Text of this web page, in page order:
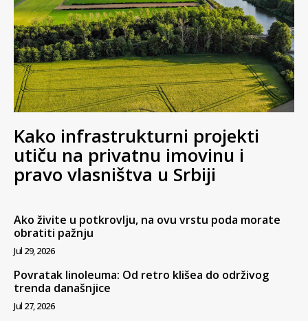
Kako infrastrukturni projekti
utiču na privatnu imovinu i
pravo vlasništva u Srbiji
Ako živite u potkrovlju, na ovu vrstu poda morate
obratiti pažnju
Jul 29, 2026
Povratak linoleuma: Od retro klišea do održivog
trenda današnjice
Jul 27, 2026